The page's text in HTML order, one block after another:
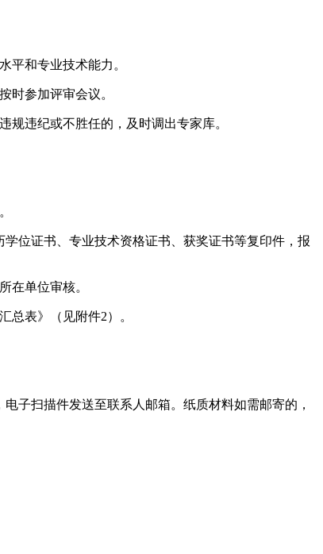
平和专业技术能力。
时参加评审会议。
规违纪或不胜任的，及时调出专家库。
位证书、专业技术资格证书、获奖证书等复印件，报
在单位审核。
总表》（见附件2）。
子扫描件发送至联系人邮箱。纸质材料如需邮寄的，